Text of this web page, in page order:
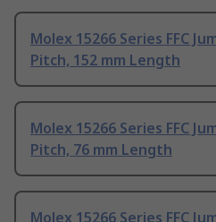
Molex 15266 Series FFC
Pitch, 152 mm Length
Molex 15266 Series FFC
Pitch, 76 mm Length
Molex 15266 Series FFC